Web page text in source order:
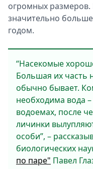
огромных размеров.
значительно
годом.
“Насекомые
Большая их часть
обычно бывает.
необходима вода
водоемах, после
личинки
особи”, –
биологических
по паре" Павел